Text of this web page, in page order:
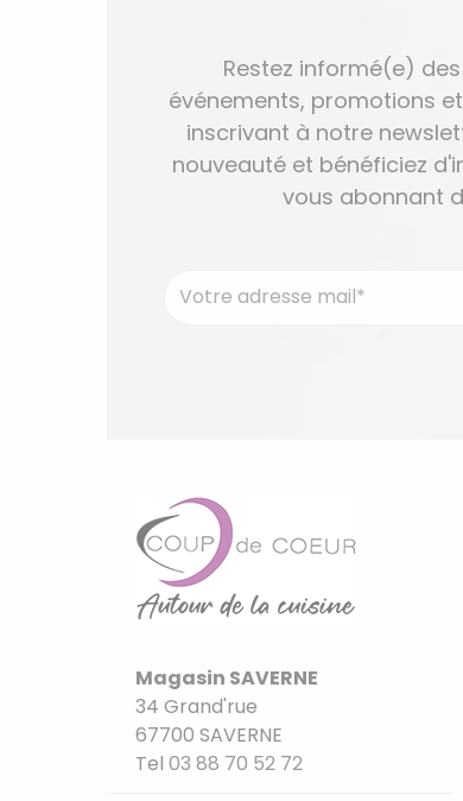
Restez informé(e)
événements, promotions
inscrivant à notre
nouveauté et bénéficiez
vous abonnant
Magasin SAVERNE
34 Grand'rue
67700 SAVERNE
Tel 03 88 70 52 72